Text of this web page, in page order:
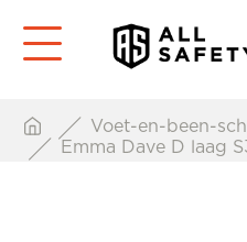
Voet-en-been-
Emma Dave D laag